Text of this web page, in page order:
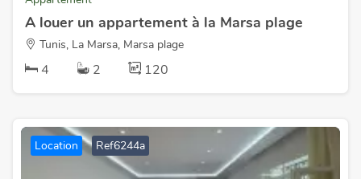
A louer un appartement à la Marsa plage
Tunis, La Marsa, Marsa plage
4 2 120
Location Ref6244a